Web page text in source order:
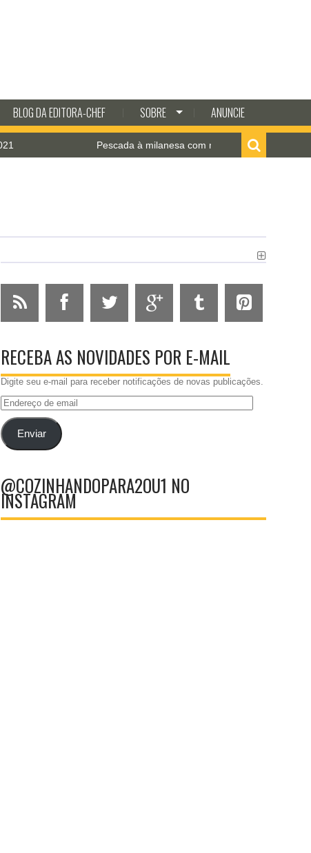
BLOG DA EDITORA-CHEF SOBRE
ANUNCIE
Pescada à milanesa com molho de camarão
RECEBA AS NOVIDADES POR E-MAIL
Digite seu e-mail para receber notificações de novas publicações.
Endereço
emailEnviar
@COZINHANDOPARA2OU1 NO
INSTAGRAM